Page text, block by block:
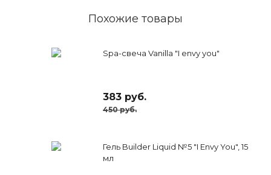
Похожие товары
Spa-свеча Vanilla "I envy you"
383 руб.
450 руб.
Гель Builder Liquid №5 "I Envy You", 15
мл